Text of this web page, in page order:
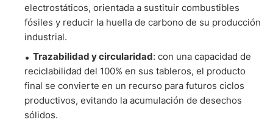
electrostáticos, orientada a sustituir combustibles
fósiles y reducir la huella de carbono de su producción
industrial.
Trazabilidad y circularidad: con una capacidad de
reciclabilidad del 100% en sus tableros, el producto
final se convierte en un recurso para futuros ciclos
productivos, evitando la acumulación de desechos
sólidos.